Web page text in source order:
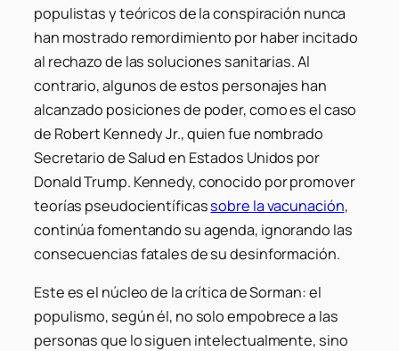
populistas y teóricos de la conspiración nunca
han mostrado remordimiento por haber incitado
al rechazo de las soluciones sanitarias. Al
contrario, algunos de estos personajes han
alcanzado posiciones de poder, como es el caso
de Robert Kennedy Jr., quien fue nombrado
Secretario de Salud en Estados Unidos por
Donald Trump. Kennedy, conocido por promover
teorías pseudocientíficassobre la vacunación,
continúa fomentando su agenda, ignorando las
consecuencias fatales de su desinformación.
Este es el núcleo de la crítica de Sorman: el
populismo, según él, no solo empobrece a las
personas que lo siguen intelectualmente, sino